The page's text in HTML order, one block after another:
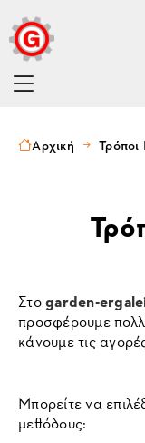
Αρχική
Στοgarden-
προσφέρουμε
κάνουμε τις
Μπορείτε να
μεθόδους: